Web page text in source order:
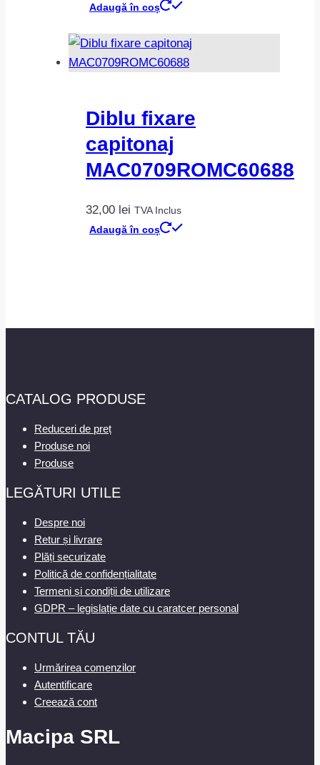
Adaugă în coș
Diblu fixare
capitonaj
MAC0709ROMC60688
32,00 lei TVA Inclus
Adaugă în coș
CATALOG PRODUSE
Reduceri de preț
Produse noi
Produse
LEGĂTURI UTILE
Despre noi
Retur și livrare
Plăți securizate
Politică de confidențialitate
Termeni și condiții de utilizare
GDPR – legislație date cu caratcer personal
CONTUL TĂU
Urmărirea comenzilor
Autentificare
Creează cont
Macipa SRL